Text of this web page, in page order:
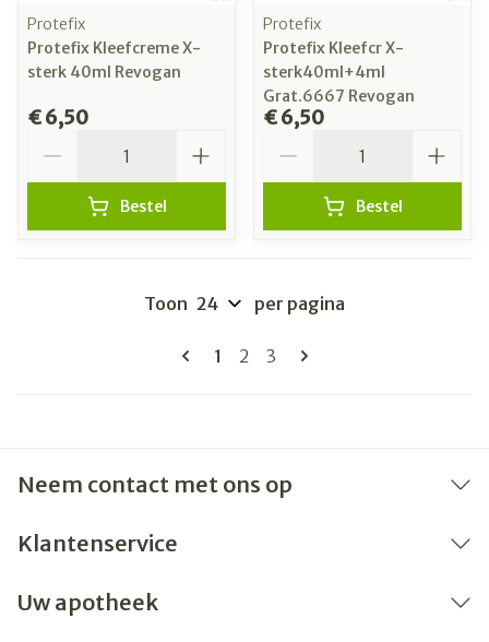
Protefix
Protefix Kleefcreme X-
sterk 40ml Revogan
€ 6,50
Bestel
Protefix
Protefix Kleefcr X-
sterk40ml+4ml
Grat.6667 Revogan
€ 6,50
Bestel
Pagina's
U lees momenteel pagina
1 Pagina
2 Pagina
3
Toon per pagina
Neem contact met ons op
Klantenservice
Uw apotheek